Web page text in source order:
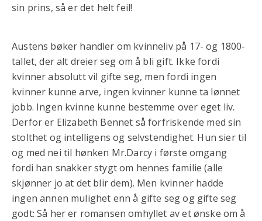
sin prins, så er det helt feil!
Austens bøker handler om kvinneliv på 17- og 1800-
tallet, der alt dreier seg om å bli gift. Ikke fordi
kvinner absolutt vil gifte seg, men fordi ingen
kvinner kunne arve, ingen kvinner kunne ta lønnet
jobb. Ingen kvinne kunne bestemme over eget liv.
Derfor er Elizabeth Bennet så forfriskende med sin
stolthet og intelligens og selvstendighet. Hun sier til
og med nei til hønken Mr.Darcy i første omgang
fordi han snakker stygt om hennes familie (alle
skjønner jo at det blir dem). Men kvinner hadde
ingen annen mulighet enn å gifte seg og gifte seg
godt: Så her er romansen omhyllet av et ønske om å